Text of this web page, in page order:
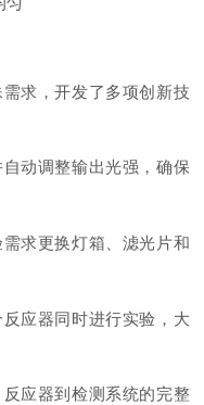
求，开发了多项创新技
动调整输出光强，确保
求更换灯箱、滤光片和
应器同时进行实验，大
反应器到检测系统的完整